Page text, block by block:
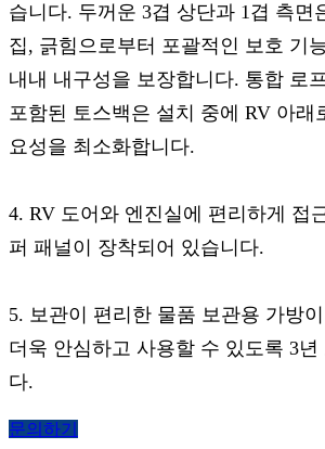
습니다. 두꺼운 3겹 상단과 1겹 측면
집, 긁힘으로부터 포괄적인 보호 기
내내 내구성을 보장합니다. 통합 로
포함된 토스백은 설치 중에 RV 아래
요성을 최소화합니다.
4. RV 도어와 엔진실에 편리하게 접
퍼 패널이 장착되어 있습니다.
5. 보관이 편리한 물품 보관용 가방
더욱 안심하고 사용할 수 있도록 3년
다.
문의하기